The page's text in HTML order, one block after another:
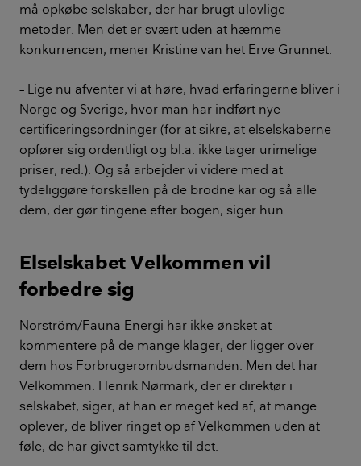
må opkøbe selskaber, der har brugt ulovlige
metoder. Men det er svært uden at hæmme
konkurrencen, mener Kristine van het Erve Grunnet.
– Lige nu afventer vi at høre, hvad erfaringerne bliver i
Norge og Sverige, hvor man har indført nye
certificeringsordninger (for at sikre, at elselskaberne
opfører sig ordentligt og bl.a. ikke tager urimelige
priser, red.). Og så arbejder vi videre med at
tydeliggøre forskellen på de brodne kar og så alle
dem, der gør tingene efter bogen, siger hun.
Elselskabet Velkommen vil
forbedre sig
Norström/Fauna Energi har ikke ønsket at
kommentere på de mange klager, der ligger over
dem hos Forbrugerombudsmanden. Men det har
Velkommen. Henrik Nørmark, der er direktør i
selskabet, siger, at han er meget ked af, at mange
oplever, de bliver ringet op af Velkommen uden at
føle, de har givet samtykke til det.